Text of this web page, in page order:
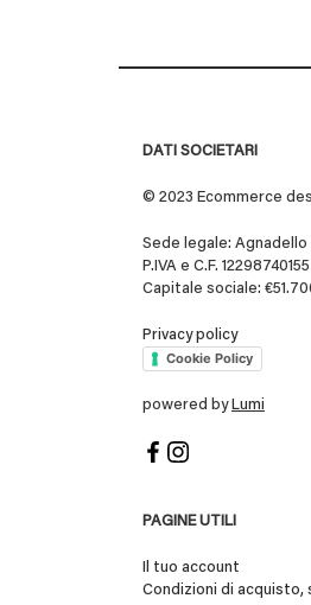
DATI SOCIETARI
© 2023 Ecommerce
Sede legale:
P.IVA e C.F.
Capitale sociale:
Privacy policy
Cookie Policy
powered by Lumi
PAGINE UTILI
Il tuo account
Condizioni di acquisto,